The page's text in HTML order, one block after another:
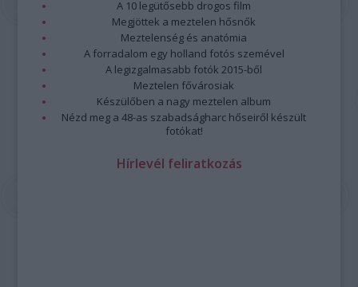
A 10 legütősebb drogos film
Megjöttek a meztelen hősnők
Meztelenség és anatómia
A forradalom egy holland fotós szemével
A legizgalmasabb fotók 2015-ből
Meztelen fővárosiak
Készülőben a nagy meztelen album
Nézd meg a 48-as szabadságharc hőseiről készült
fotókat!
Hírlevél feliratkozás